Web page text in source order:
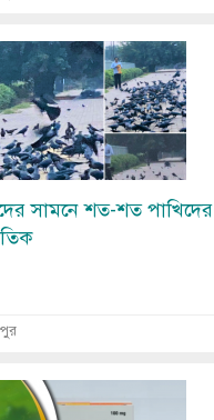
সামনে শত-শত পাখিদের